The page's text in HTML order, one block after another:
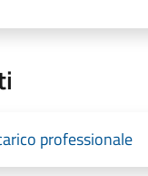
professionale